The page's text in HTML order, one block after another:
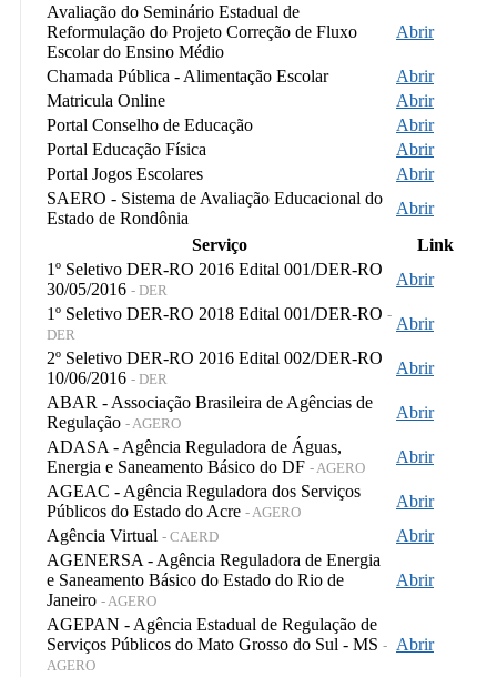
Avaliação do Seminário Estadual de
Reformulação do Projeto Correção de Fluxo
Escolar do Ensino Médio
Abrir
Chamada Pública - Alimentação Escolar
Abrir
Matricula Online
Abrir
Portal Conselho de Educação
Abrir
Portal Educação Física
Abrir
Portal Jogos Escolares
Abrir
SAERO - Sistema de Avaliação Educacional do
Estado de Rondônia
Abrir
Serviço
Link
1º Seletivo DER-RO 2016 Edital 001/DER-RO
30/05/2016 - DER
Abrir
1º Seletivo DER-RO 2018 Edital 001/DER-RO -
DER
Abrir
2º Seletivo DER-RO 2016 Edital 002/DER-RO
10/06/2016 - DER
Abrir
ABAR - Associação Brasileira de Agências de
Regulação - AGERO
Abrir
ADASA - Agência Reguladora de Águas,
Energia e Saneamento Básico do DF - AGERO
Abrir
AGEAC - Agência Reguladora dos Serviços
Públicos do Estado do Acre - AGERO
Abrir
Agência Virtual - CAERD
Abrir
AGENERSA - Agência Reguladora de Energia
e Saneamento Básico do Estado do Rio de
Janeiro - AGERO
Abrir
AGEPAN - Agência Estadual de Regulação de
Serviços Públicos do Mato Grosso do Sul - MS -
AGERO
Abrir